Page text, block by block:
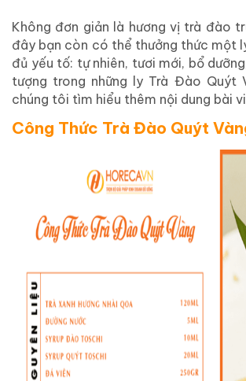
Không đơn giản là hương vị trà đào
đây bạn còn có thể thưởng thức một
đủ yếu tố: tự nhiên, tươi mới, bổ
tượng trong những ly Trà Đào Quýt
chúng tôi tìm hiểu thêm nội dung bài
Công Thức Trà Đào Quýt